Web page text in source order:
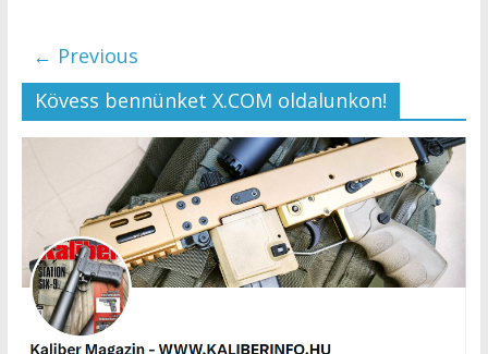
← Previous
Kövess bennünket X.COM oldalunkon!